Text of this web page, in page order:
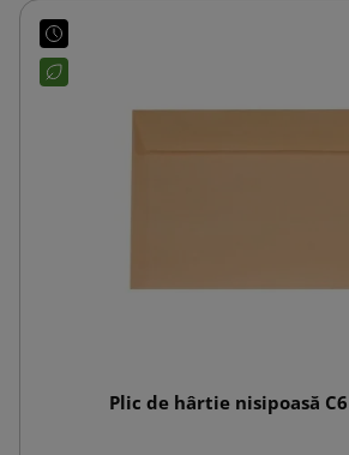
Plic de hârtie nisipoasă